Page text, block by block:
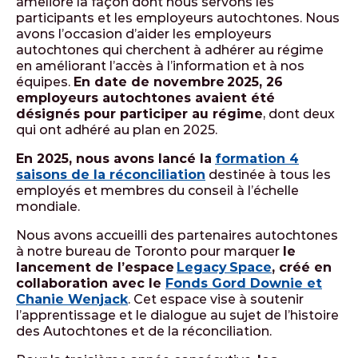
participants et les employeurs autochtones. Nous
avons l’occasion d’aider les employeurs
autochtones qui cherchent à adhérer au régime
en améliorant l’accès à l’information et à nos
équipes. En date de novembre 2025, 26
employeurs autochtones avaient été
désignés pour participer au régime, dont deux
qui ont adhéré au plan en 2025.
En 2025, nous avons lancé la formation 4
saisons de la réconciliation destinée à tous les
employés et membres du conseil à l’échelle
mondiale.
Nous avons accueilli des partenaires autochtones
à notre bureau de Toronto pour marquer le
lancement de l’espace Legacy Space, créé en
collaboration avec le Fonds Gord Downie et
Chanie Wenjack. Cet espace vise à soutenir
l’apprentissage et le dialogue au sujet de l’histoire
des Autochtones et de la réconciliation.